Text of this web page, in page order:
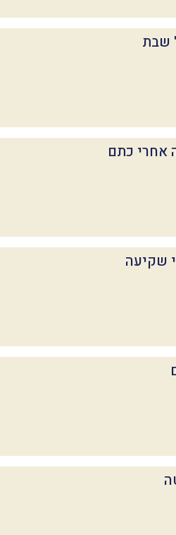
שבת
אחרי כתם
שקיעה